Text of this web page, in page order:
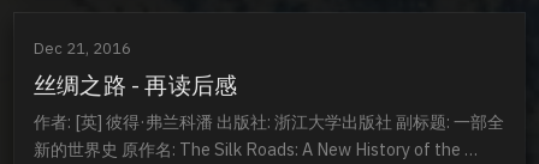
Dec 21, 2016
丝绸之路 - 再读后感
作者: [英] 彼得·弗兰科潘 出版社: 浙江大学出版社 副标题: 一部全
新的世界史 原作名: The Silk Roads: A New History of the